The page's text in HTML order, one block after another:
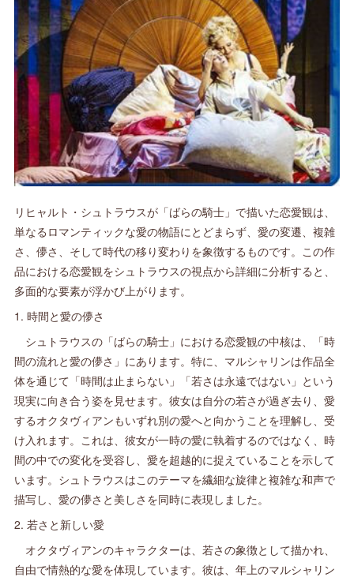
リヒャルト・シュトラウスが「ばらの騎士」で描いた恋愛観は、
単なるロマンティックな愛の物語にとどまらず、愛の変遷、複雑
さ、儚さ、そして時代の移り変わりを象徴するものです。この作
品における恋愛観をシュトラウスの視点から詳細に分析すると、
多面的な要素が浮かび上がります。
1. 時間と愛の儚さ
シュトラウスの「ばらの騎士」における恋愛観の中核は、「時
間の流れと愛の儚さ」にあります。特に、マルシャリンは作品全
体を通じて「時間は止まらない」「若さは永遠ではない」という
現実に向き合う姿を見せます。彼女は自分の若さが過ぎ去り、愛
するオクタヴィアンもいずれ別の愛へと向かうことを理解し、受
け入れます。これは、彼女が一時の愛に執着するのではなく、時
間の中での変化を受容し、愛を超越的に捉えていることを示して
います。シュトラウスはこのテーマを繊細な旋律と複雑な和声で
描写し、愛の儚さと美しさを同時に表現しました。
2. 若さと新しい愛
オクタヴィアンのキャラクターは、若さの象徴として描かれ、
自由で情熱的な愛を体現しています。彼は、年上のマルシャリン